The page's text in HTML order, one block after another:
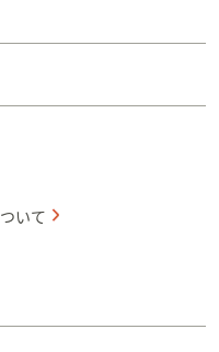
いて